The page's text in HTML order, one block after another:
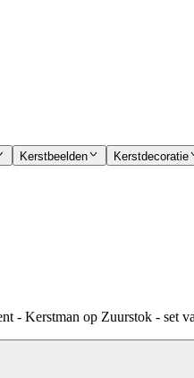
Kerstbeelden Kerstdecoratie
- Kerstman op Zuurstok - set